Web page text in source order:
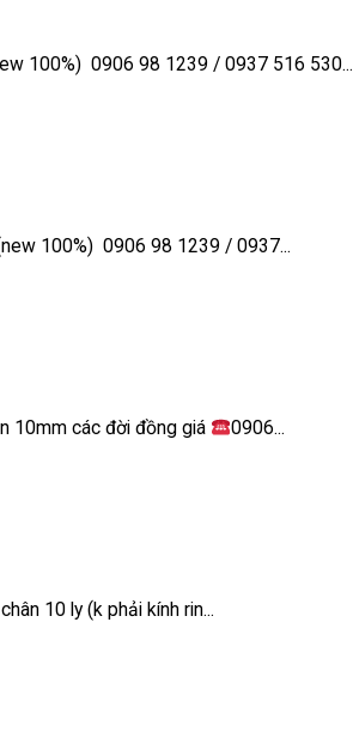
100%) 0906 98 1239 / 0937 516 530...
100%) 0906 98 1239 / 0937...
10mm các đời đồng giá 0906...
10 ly (k phải kính rin...